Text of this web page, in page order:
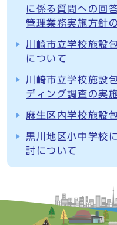
に係る質問への回
管理業務実施方針
川崎市立学校施設
について
川崎市立学校施設
ディング調査の実
麻生区内学校施設
黒川地区小中学校
討について